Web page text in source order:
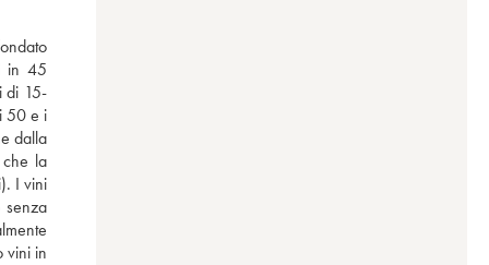
in 45
di 15-
50 e i
dalla
che la
I vini
vini in